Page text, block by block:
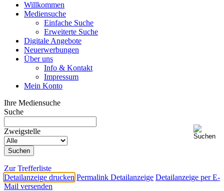
Willkommen
Mediensuche
Einfache Suche
Erweiterte Suche
Digitale Angebote
Neuerwerbungen
Über uns
Info & Kontakt
Impressum
Mein Konto
Ihre Mediensuche
Suche
Zweigstelle
Zur Trefferliste
Detailanzeige drucken Permalink Detailanzeige Detailanzeige per E-
Mail versenden